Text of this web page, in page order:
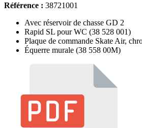
Référence : 38721001
Avec réservoir de chasse GD 2
Rapid SL pour WC (38 528 001)
Plaque de commande Skate Air,
Équerre murale (38 558 00M)